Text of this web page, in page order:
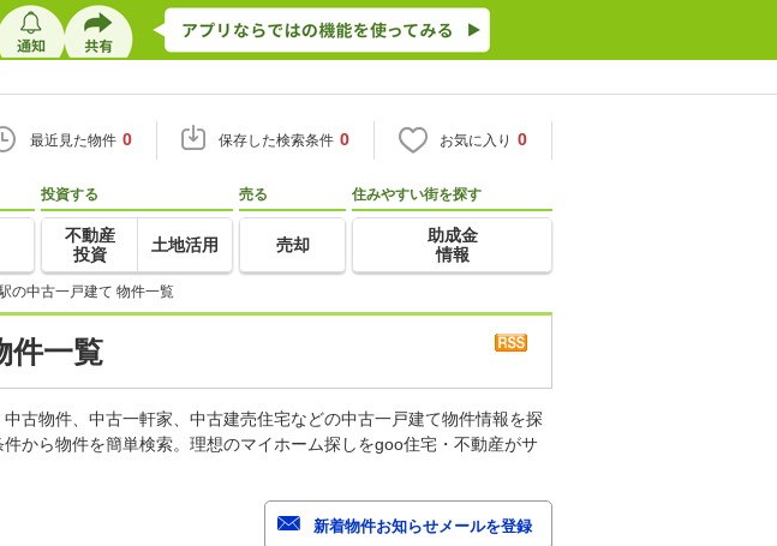
最近見た物件 0 保存した検索条件 0 お気に入り 0
投資する
不動産
投資
土地活用
売る
売却
住みやすい街を探す
助成金
情報
の中古一戸建て 物件一覧
件一覧
古物件、中古一軒家、中古建売住宅などの中古一戸建て物件情報を探
から物件を簡単検索。理想のマイホーム探しをgoo住宅・不動産がサ